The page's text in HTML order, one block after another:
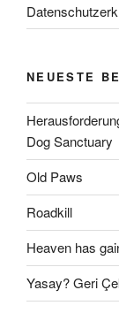
NEUESTE
Dog Sanctuary
Old Paws
Roadkill
Heaven has
Yasay? Geri